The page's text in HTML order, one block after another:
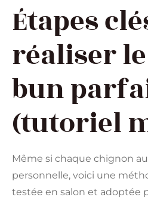
Étapes
réaliser
bun
(tutoriel
Même si chaque chignon
personnelle, voici une
testée en salon et adoptée